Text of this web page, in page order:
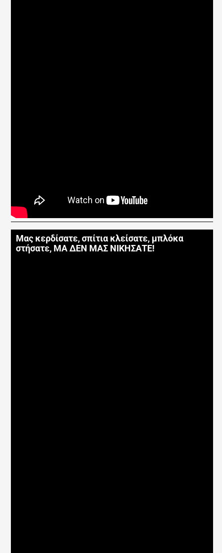
Μας κερδίσατε, σπίτια κλείσατε, μπλόκα
στήσατε, ΜΑ ΔΕΝ ΜΑΣ ΝΙΚΗΣΑΤΕ!